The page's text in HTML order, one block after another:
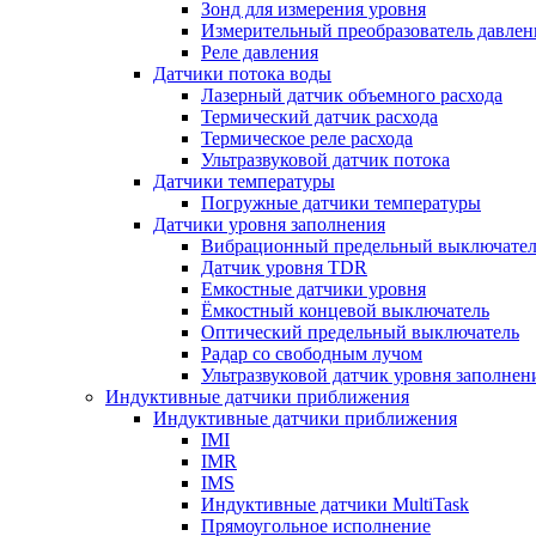
Зонд для измерения уровня
Измерительный преобразователь
Реле давления
Датчики потока воды
Лазерный датчик объемного расхода
Термический датчик расхода
Термическое реле расхода
Ультразвуковой датчик потока
Датчики температуры
Погружные датчики температуры
Датчики уровня заполнения
Вибрационный предельный
Датчик уровня TDR
Емкостные датчики уровня
Ёмкостный концевой выключатель
Оптический предельный выключатель
Радар со свободным лучом
Ультразвуковой датчик уровня
Индуктивные датчики приближения
Индуктивные датчики приближения
IMI
IMR
IMS
Индуктивные датчики MultiTask
Прямоугольное исполнение